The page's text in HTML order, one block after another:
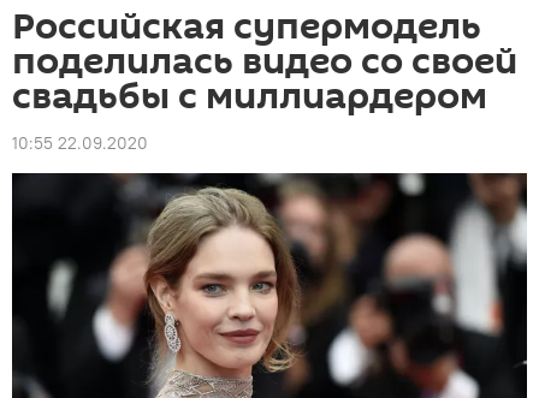
Российская супермодель
поделилась видео со своей
свадьбы с миллиардером
10:55 22.09.2020